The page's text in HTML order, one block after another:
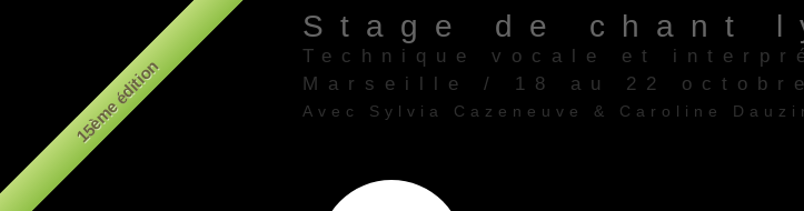
15ème édition
Stage de chant
Technique vocale et
Marseille / 18 au 22
Avec Sylvia Cazeneuve & Caroline